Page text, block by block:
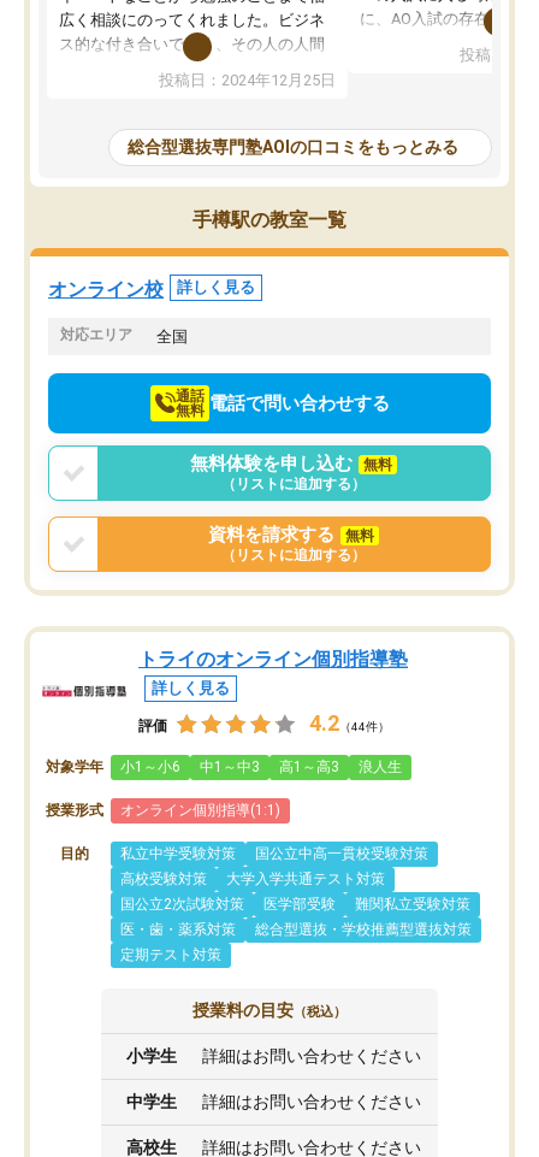
広く相談にのってくれました。ビジネ
ス的な付き合いでなく、その人の人間
性までを適切に把握し、むきあってい
るなぁと強く感じることできました。
と相談すると、他の先生も紹介してく
ださり、客観的なアドバイスもいただ
くことができました（志望理由・自己
PR等の添削において）。そして、なに
より自習室が解放されている点がよか
ったです。友達と好きな時間に自習
し、お互いを高めあえる環境がありま
投稿日：2024年12月25日
に、AO入試の存在を息
たことから、AOIに入塾
で、AO入試を改めて知
それに対しての具体的な
ことでした。更に子供の
けてらっしゃいますので
投稿日：
総合型選抜専門塾AOIの口コミをもっとみる
手樽駅の教室一覧
オンライン校 詳しく見る
対応エリア 全国
通話
無料 電話で問い合わせする
無料体験を申し込む
無料
（リストに追加する）
資料を請求する
無料
（リストに追加する）
トライのオンライン個別指導塾
詳しく見る
評価 4.2 （44件）
対象学年 小1～小6 中1～中3 高1～高3 浪人生
授業形式 オンライン個別指導(1:1)
目的 私立中学受験対策
国公立中高一貫校受験対策
高校受験対策
大学入学共通テスト対策
国公立2次試験対策
医学部受験
難関私立受験対策
医・歯・薬系対策
総合型選抜・学校推薦型選抜対策
定期テスト対策
授業料の目安 （税込）
小学生 詳細はお問い合わせください
中学生 詳細はお問い合わせください
高校生 詳細はお問い合わせください